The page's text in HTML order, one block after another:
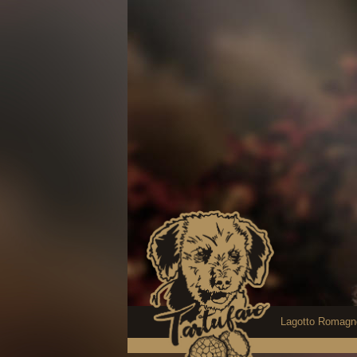
Lagotto